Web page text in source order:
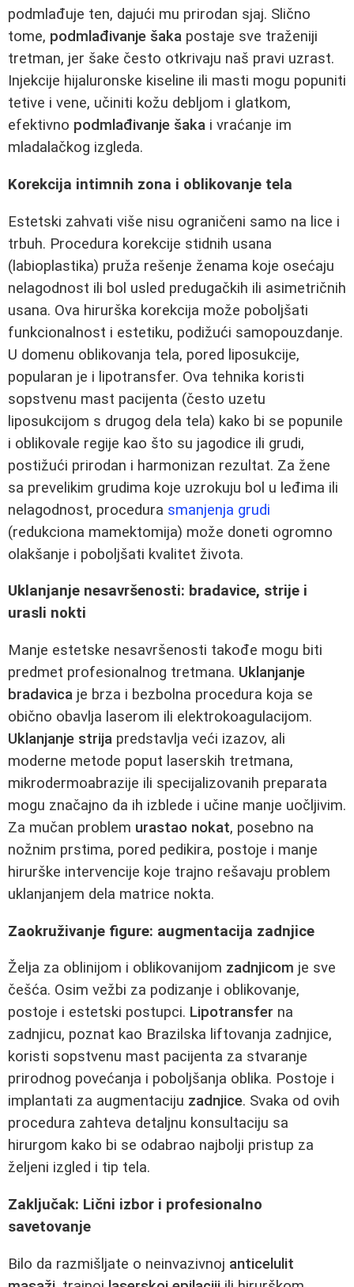
podmlađuje ten, dajući mu prirodan sjaj. Slično
tome, podmlađivanje šaka postaje sve traženiji
tretman, jer šake često otkrivaju naš pravi uzrast.
Injekcije hijaluronske kiseline ili masti mogu popuniti
tetive i vene, učiniti kožu debljom i glatkom,
efektivno podmlađivanje šaka i vraćanje im
mladalačkog izgleda.
Korekcija intimnih zona i oblikovanje tela
Estetski zahvati više nisu ograničeni samo na lice i
trbuh. Procedura korekcije stidnih usana
(labioplastika) pruža rešenje ženama koje osećaju
nelagodnost ili bol usled predugačkih ili asimetričnih
usana. Ova hirurška korekcija može poboljšati
funkcionalnost i estetiku, podižući samopouzdanje.
U domenu oblikovanja tela, pored liposukcije,
popularan je i lipotransfer. Ova tehnika koristi
sopstvenu mast pacijenta (često uzetu
liposukcijom s drugog dela tela) kako bi se popunile
i oblikovale regije kao što su jagodice ili grudi,
postižući prirodan i harmonizan rezultat. Za žene
sa prevelikim grudima koje uzrokuju bol u leđima ili
nelagodnost, procedura smanjenja grudi
(redukciona mamektomija) može doneti ogromno
olakšanje i poboljšati kvalitet života.
Uklanjanje nesavršenosti: bradavice, strije i
urasli nokti
Manje estetske nesavršenosti takođe mogu biti
predmet profesionalnog tretmana. Uklanjanje
bradavica je brza i bezbolna procedura koja se
obično obavlja laserom ili elektrokoagulacijom.
Uklanjanje strija predstavlja veći izazov, ali
moderne metode poput laserskih tretmana,
mikrodermoabrazije ili specijalizovanih preparata
mogu značajno da ih izblede i učine manje uočljivim.
Za mučan problem urastao nokat, posebno na
nožnim prstima, pored pedikira, postoje i manje
hirurške intervencije koje trajno rešavaju problem
uklanjanjem dela matrice nokta.
Zaokruživanje figure: augmentacija zadnjice
Želja za oblinijom i oblikovanijom zadnjicom je sve
češća. Osim vežbi za podizanje i oblikovanje,
postoje i estetski postupci. Lipotransfer na
zadnjicu, poznat kao Brazilska liftovanja zadnjice,
koristi sopstvenu mast pacijenta za stvaranje
prirodnog povećanja i poboljšanja oblika. Postoje i
implantati za augmentaciju zadnjice. Svaka od ovih
procedura zahteva detaljnu konsultaciju sa
hirurgom kako bi se odabrao najbolji pristup za
željeni izgled i tip tela.
Zaključak: Lični izbor i profesionalno
savetovanje
Bilo da razmišljate o neinvazivnoj anticelulit